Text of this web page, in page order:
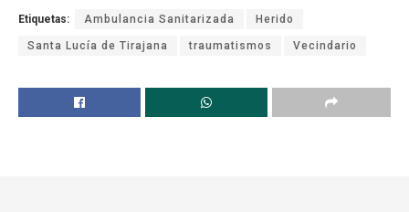
Etiquetas: Ambulancia Sanitarizada Herido
Santa Lucía de Tirajana traumatismos Vecindario